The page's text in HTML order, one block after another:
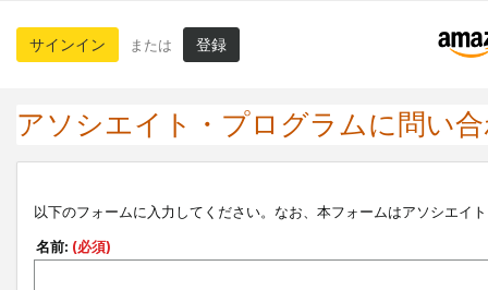
サインイン または 登録
アソシエイト・プログラムに問い
以下のフォームに入力してください。なお、本フォームはアソシエイ
名前: (必須)